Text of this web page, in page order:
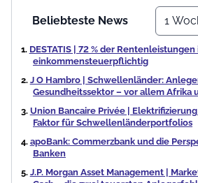
Beliebteste News
DESTATIS | 72 % der
einkommensteuerpflichtig
J O Hambro | Schwellenländer:
Gesundheitssektor – vor allem Afrika
Union Bancaire Privée |
Faktor für Schwellenländerportfolios
apoBank: Commerzbank und die
Banken
J.P. Morgan Asset Management |